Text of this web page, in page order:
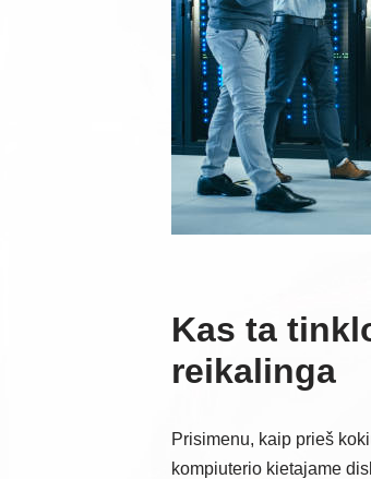
Kas ta
reikalinga
Prisimenu, kaip prieš
kompiuterio kietajame